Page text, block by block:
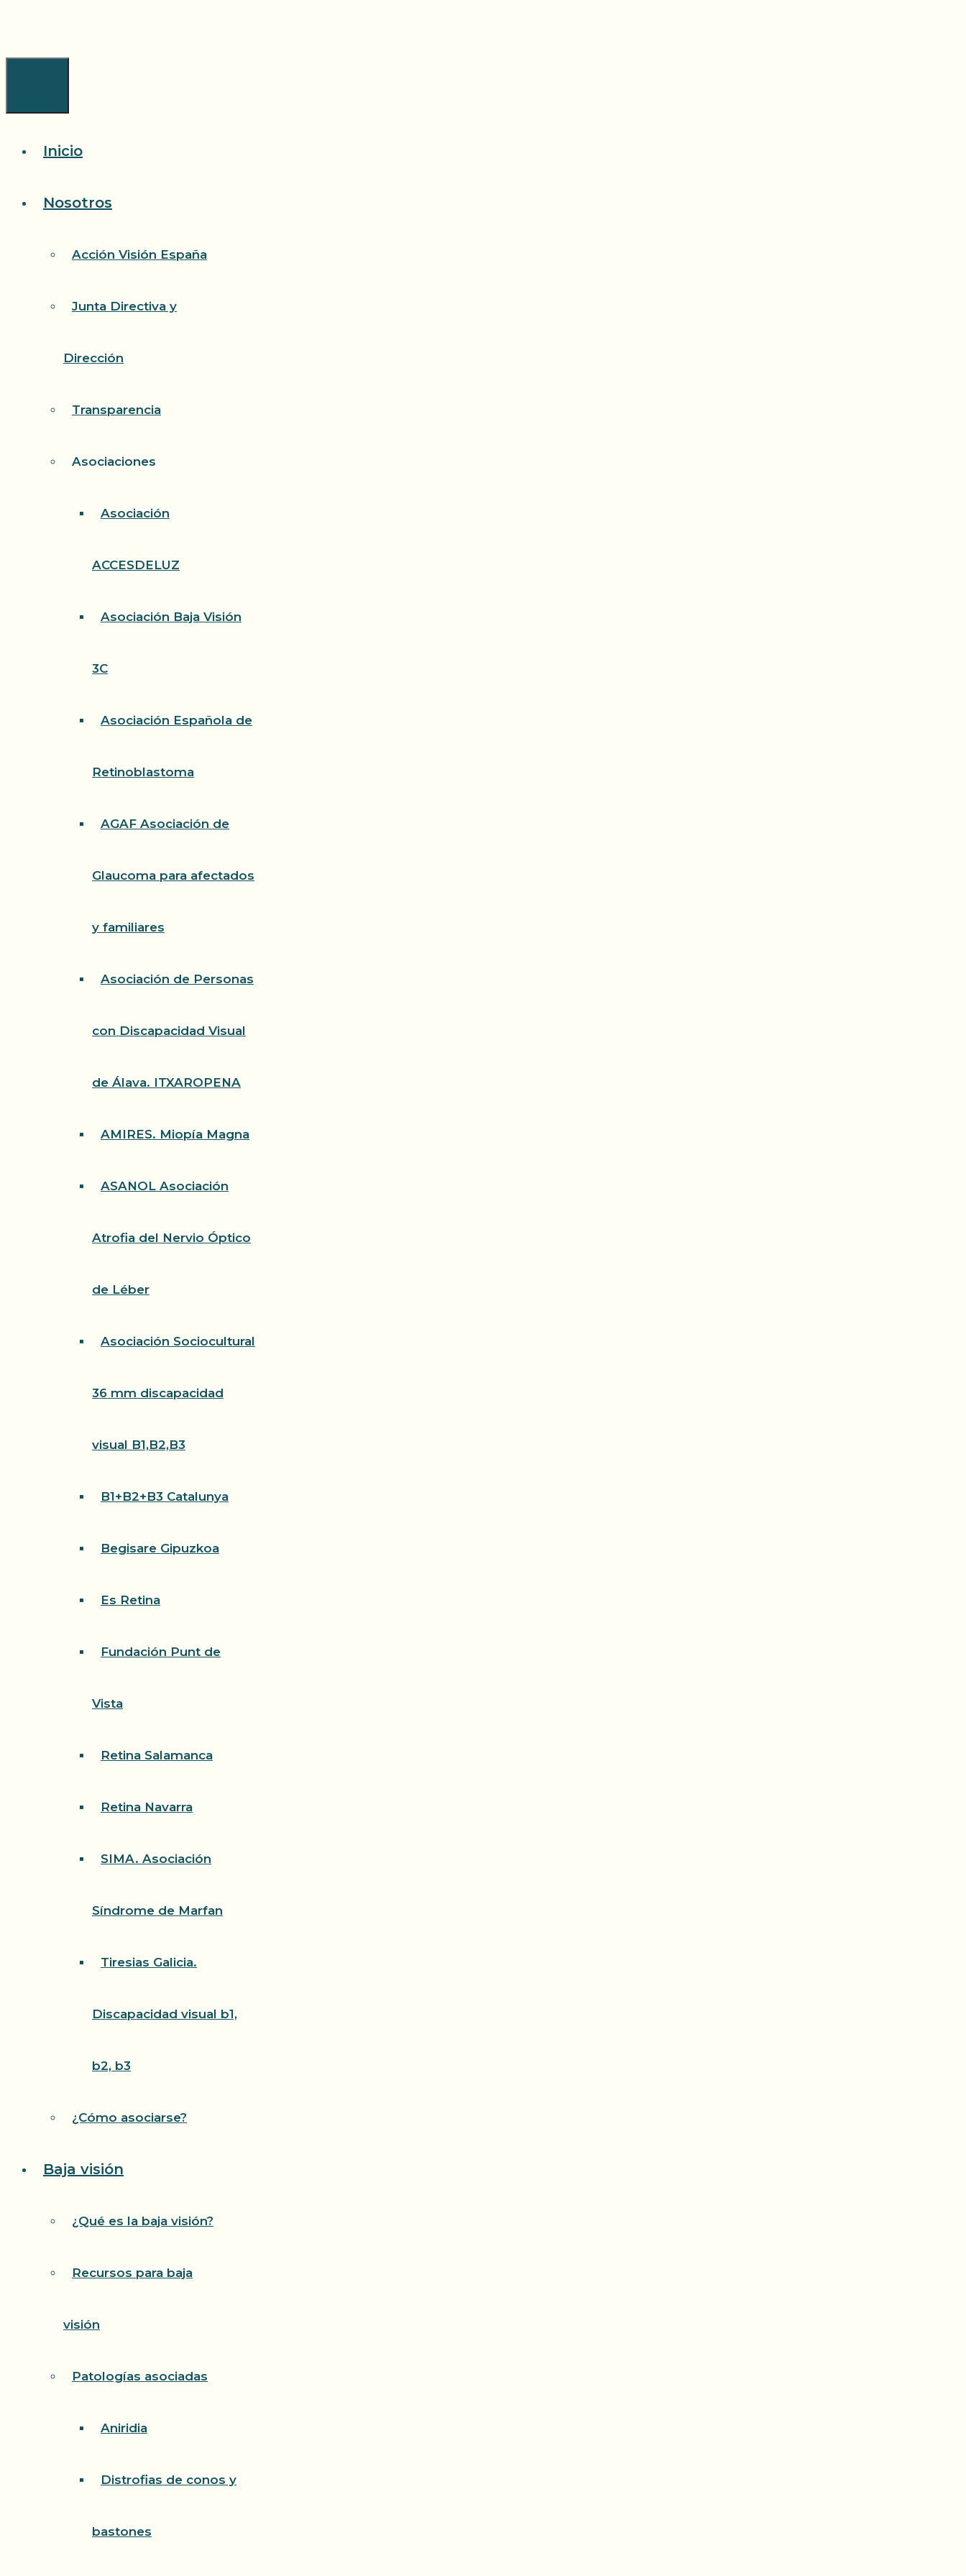
Inicio
Nosotros
Acción Visión España
Junta Directiva y
Dirección
Transparencia
Asociaciones
Asociación
ACCESDELUZ
Asociación Baja Visión
3C
Asociación Española de
Retinoblastoma
AGAF Asociación de
Glaucoma para afectados
y familiares
Asociación de Personas
con Discapacidad Visual
de Álava. ITXAROPENA
AMIRES. Miopía Magna
ASANOL Asociación
Atrofia del Nervio Óptico
de Léber
Asociación Sociocultural
36 mm discapacidad
visual B1,B2,B3
B1+B2+B3 Catalunya
Begisare Gipuzkoa
Es Retina
Fundación Punt de
Vista
Retina Salamanca
Retina Navarra
SIMA. Asociación
Síndrome de Marfan
Tiresias Galicia.
Discapacidad visual b1,
b2, b3
¿Cómo asociarse?
Baja visión
¿Qué es la baja visión?
Recursos para baja
visión
Patologías asociadas
Aniridia
Distrofias de conos y
bastones